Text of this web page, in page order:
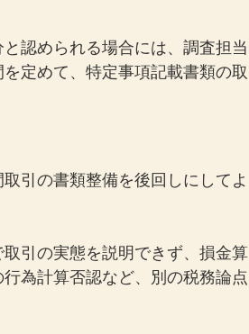
認められる場合には、調査担当
定めて、特定事項記載書類の取
引の書類整備を後回しにしてよ
引の実態を説明できず、損金算
為計算否認など、別の税務論点